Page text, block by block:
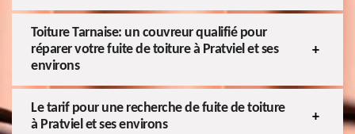
Toiture Tarnaise: un couvreur qualifié pour
réparer votre fuite de toiture à Pratviel et ses
environs
Le tarif pour une recherche de fuite de toiture
à Pratviel et ses environs